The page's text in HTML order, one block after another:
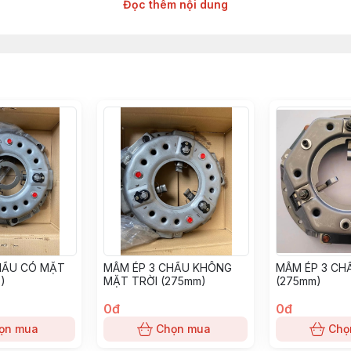
5 tấn - 6 tấn - 7 tấn -.........25 tấn ( dạng ngàm móc và ngàm xỏ lỗ)
12, 815-15, 28*9-15, 825-15, 300-15
BL644, BL824, BL834, BL844, BL1023, BL1034, BL1044,
1DZ-II, 1FZ, 1Z, 2Z, 2Z-II, 3Z, H, 2H, 2D, 11Z, 12Z, 13Z, 14Z, 15Z;
4G63, 4G64, 4DR5, 4DQ5, 4DQ7, S4Q2, S4E, S4E2, S4S,
4D94E, 4D94LE, 4D98E, 4D98LE, 6D95, 6D95L, 4D105,
Đọc thêm nội dung
CÓ MẶT
mua
MÂM ÉP 3 CHẤU KHÔNG
MẶT TRỜI (275mm)
0đ
Chọn mua
MÂM ÉP 3
(275mm)
0đ